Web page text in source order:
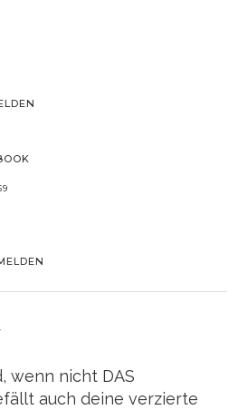
wenn nicht DAS
auch deine verzierte